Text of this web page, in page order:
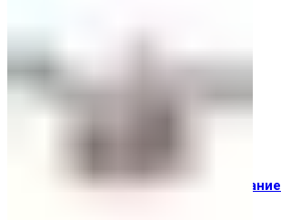
Электрощитовое оборудование